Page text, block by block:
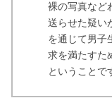
裸の写真など
送らせた疑い
を通じて男子
求を満たすた
ということで